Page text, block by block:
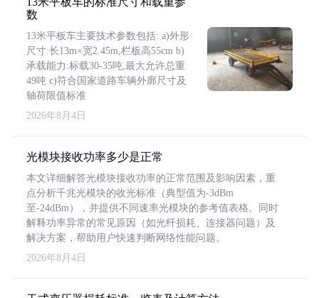
数
13米平板车主要技术参数包括: a)外形
尺寸:长13m×宽2.45m,栏板高55cm b)
承载能力:标载30-35吨,最大允许总重
49吨 c)符合国家道路车辆外廓尺寸及
轴荷限值标准
2026年8月4日
光模块接收功率多少是正常
本文详细解答光模块接收功率的正常范围及影响因素，重
点分析千兆光模块的收光标准（典型值为-3dBm
至-24dBm），并提供不同速率光模块的参考值表格。同时
解释功率异常的常见原因（如光纤损耗、连接器问题）及
解决方案，帮助用户快速判断网络性能问题。
2026年8月4日